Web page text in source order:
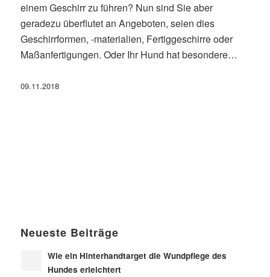
einem Geschirr zu führen? Nun sind Sie aber
geradezu überflutet an Angeboten, seien dies
Geschirrformen, -materialien, Fertiggeschirre oder
Maßanfertigungen. Oder Ihr Hund hat besondere…
09.11.2018
Neueste Beiträge
Wie ein Hinterhandtarget die Wundpflege des
Hundes erleichtert